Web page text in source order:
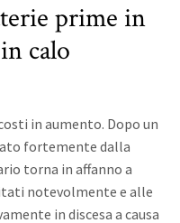
prime in
calo
in aumento. Dopo un
fortemente dalla
torna in affanno a
notevolmente e alle
in discesa a causa